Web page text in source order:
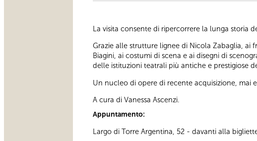
La visita consente di ripercorrere la lunga storia
Grazie alle strutture lignee di Nicola Zabaglia, ai
Biagini, ai costumi di scena e ai disegni di
delle istituzioni teatrali più antiche e prestigiose
Un nucleo di opere di recente acquisizione, mai
A cura di Vanessa Ascenzi.
Appuntamento:
Largo di Torre Argentina, 52 - davanti alla